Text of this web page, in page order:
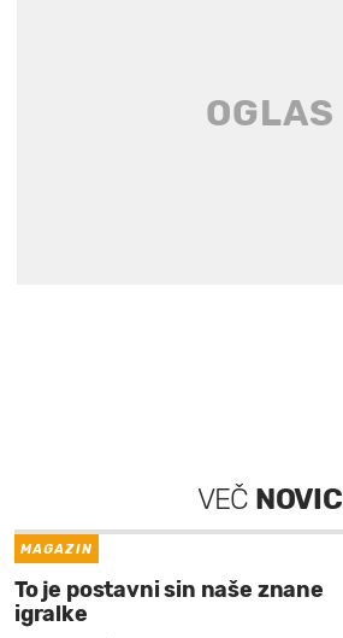
VEČ NOVIC
MAGAZIN
To je postavni sin naše znane
igralke